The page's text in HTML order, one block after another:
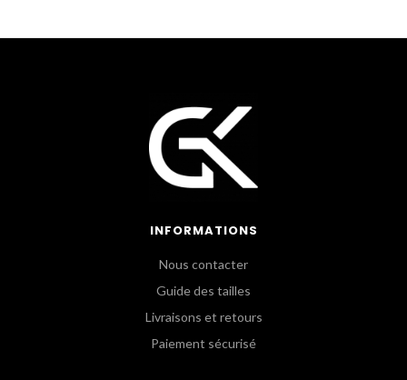
INFORMATIONS
Nous contacter
Guide des tailles
Livraisons et retours
Paiement sécurisé